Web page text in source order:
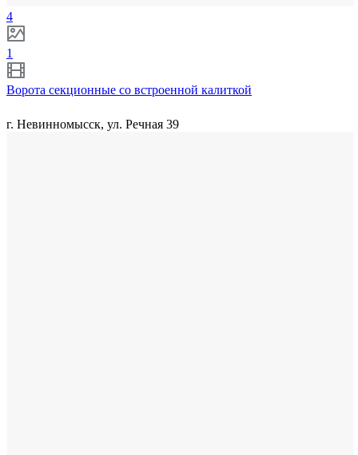
4
1
Ворота секционные со встроенной калиткой
г. Невинномысск, ул. Речная 39